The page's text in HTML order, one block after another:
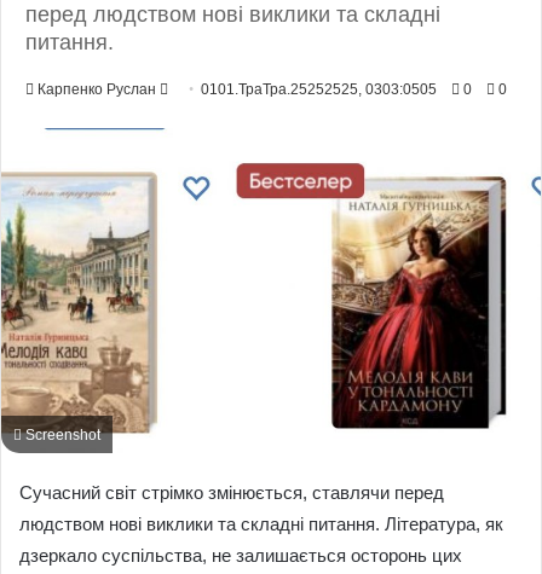
перед людством нові виклики та складні
питання.
Карпенко Руслан
Send0101.ТраТра.25252525, 0303:0505 0 0
Screenshot
Сучасний світ стрімко змінюється, ставлячи перед
людством нові виклики та складні питання. Література, як
дзеркало суспільства, не залишається осторонь цих